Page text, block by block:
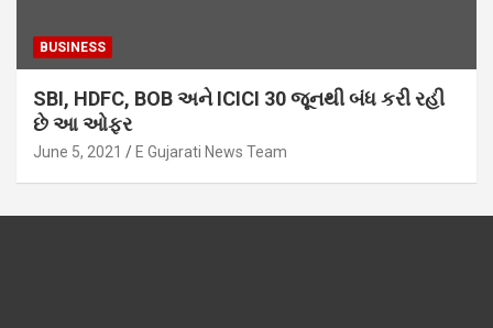
BUSINESS
SBI, HDFC, BOB અને ICICI 30 જૂનથી બંધ કરી રહી
છે આ ઓફર
June 5, 2021 E Gujarati News Team